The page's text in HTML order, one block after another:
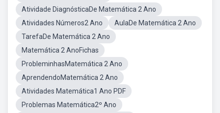
Atividade DiagnósticaDe Matemática 2 Ano
Atividades Números2 Ano
AulaDe Matemática 2 Ano
TarefaDe Matemática 2 Ano
Matemática 2 AnoFichas
ProbleminhasMatemática 2 Ano
AprendendoMatemática 2 Ano
Atividades Matemática1 Ano PDF
Problemas Matemática2º Ano